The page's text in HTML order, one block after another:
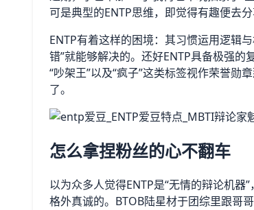
可是典型的ENTP思维，即觉得有趣便去
ENTP有着这样的困境：其习惯运用逻辑
错”就能够解决的。还好ENTP具备极强
“吵架王”以及“疯子”这类标签视作荣誉勋
了。
怎么拿捏粉丝的心不翻车
以为众多人觉得ENTP是“无情的辩论机
格外真诚的。BTOB陆星材于团综里跟哥